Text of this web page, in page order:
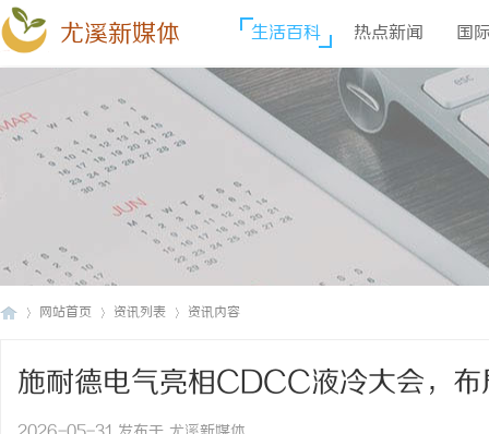
尤溪新媒体 生活百科 热点新闻 国
网站首页 资讯列表 资讯内容
施耐德电气亮相CDCC液冷大会，